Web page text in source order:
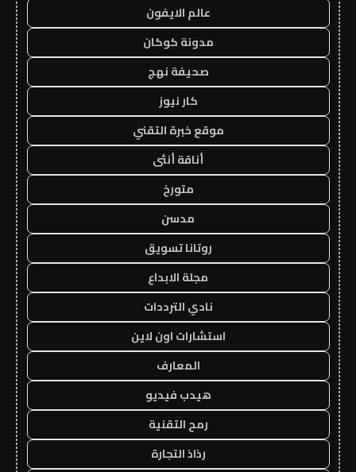
عالم الايفون
مدونة كوكان
صحيفة نهج
كار نيوز
موقع خبرة التقني
أناقة أنثى
متورخ
مدسن
روتانا تسويق
مجلة الابداع
نادي الترددات
استشارات اون لاين
المعارف
هيدب فيديو
رمح التقنية
رذاذ التجارة